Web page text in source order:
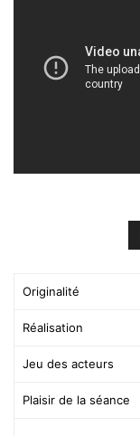
Originalité
Réalisation
Jeu des acteurs
Plaisir de la séance